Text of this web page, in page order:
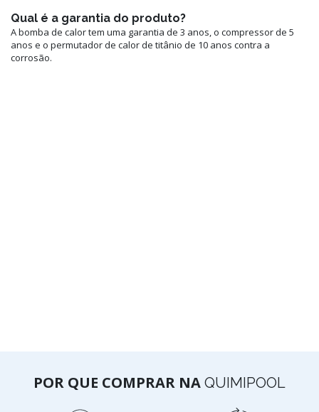
Qual é a garantia do produto?
A bomba de calor tem uma garantia de 3 anos, o compressor de 5
anos e o permutador de calor de titânio de 10 anos contra a
corrosão.
POR QUE COMPRAR NA QUIMIPOOL